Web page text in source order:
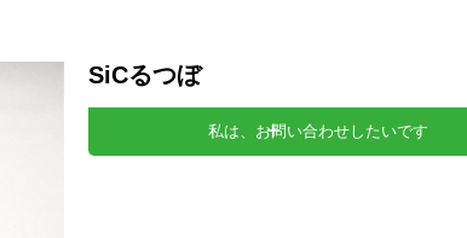
SiCるつぼ
私は、お問い合わせしたいです